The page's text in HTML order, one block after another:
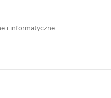
i informatyczne